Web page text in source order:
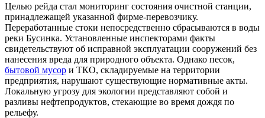
Целью рейда стал мониторинг состояния очистной станции,
принадлежащей указанной фирме-перевозчику.
Переработанные стоки непосредственно сбрасываются в воды
реки Бусинка. Установленные инспекторами факты
свидетельствуют об исправной эксплуатации сооружений без
нанесения вреда для природного объекта. Однако песок,
бытовой мусор и ТКО, складируемые на территории
предприятия, нарушают существующие нормативные акты.
Локальную угрозу для экологии представляют собой и
разливы нефтепродуктов, стекающие во время дождя по
рельефу.